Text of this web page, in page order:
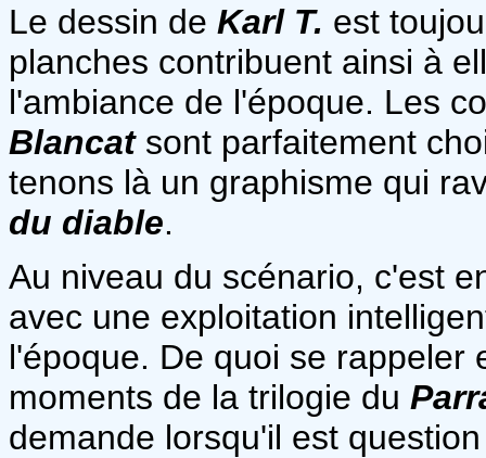
Le dessin de Karl T. est
planches contribuent ainsi à
l'ambiance de l'époque. Les
Blancatsont parfaitement
tenons là un graphisme qui
du diable.
Au niveau du scénario, c'est
avec une exploitation
l'époque. De quoi se rappeler
moments de la trilogie du
demande lorsqu'il est